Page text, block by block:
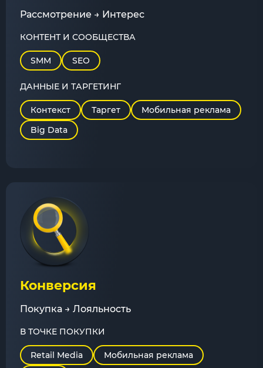
Рассмотрение → Интерес
КОНТЕНТ И СООБЩЕСТВА
SMM SEO
ДАННЫЕ И ТАРГЕТИНГ
Контекст Таргет
Мобильная реклама
Big Data
Конверсия
Покупка → Лояльность
В ТОЧКЕ ПОКУПКИ
Retail Media Мобильная реклама